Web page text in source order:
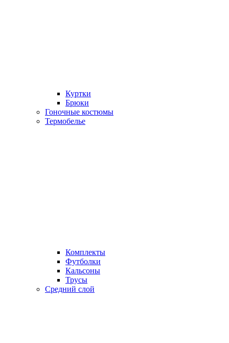
Куртки
Брюки
Гоночные костюмы
Термобелье
Комплекты
Футболки
Кальсоны
Трусы
Средний слой